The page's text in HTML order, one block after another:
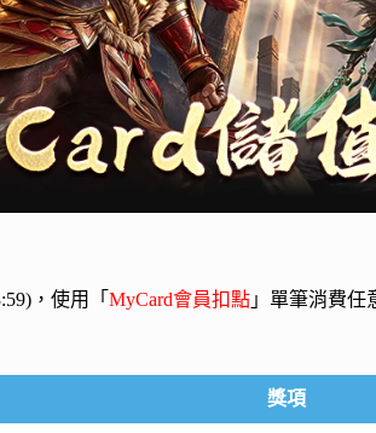
，使用「 MyCard會員扣點 」單筆消費任
獎項